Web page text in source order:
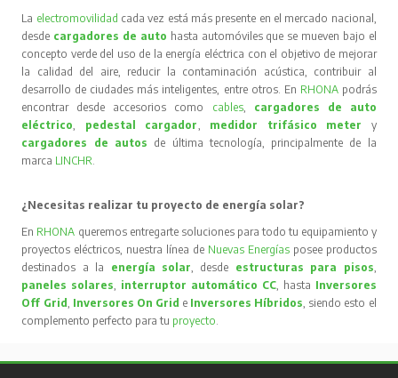
La electromovilidad cada vez está más presente en el mercado nacional,
desde cargadores de auto hasta automóviles que se mueven bajo el
concepto verde del uso de la energía eléctrica con el objetivo de mejorar
la calidad del aire, reducir la contaminación acústica, contribuir al
desarrollo de ciudades más inteligentes, entre otros. En RHONA podrás
encontrar desde accesorios como cables, cargadores de auto
eléctrico, pedestal cargador, medidor trifásico meter
y
cargadores de autos de última tecnología, principalmente de la
marca LINCHR.
¿Necesitas realizar tu proyecto de energía solar?
En RHONA queremos entregarte soluciones para todo tu equipamiento y
proyectos eléctricos, nuestra línea de Nuevas Energíasposee productos
destinados a la energía solar, desde estructuras para pisos,
paneles solares, interruptor automático CC, hasta Inversores
Off Grid, Inversores On Grid e Inversores Híbridos, siendo esto el
complemento perfecto para tu proyecto.